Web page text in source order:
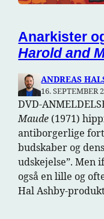
Anarkister
Harold and
ANDREAS
16. SEPTEMBER
DVD-
Maude (1971)
antiborgerlige
budskaber og
udskejelse”. Men
også en lille og
Hal Ashby-